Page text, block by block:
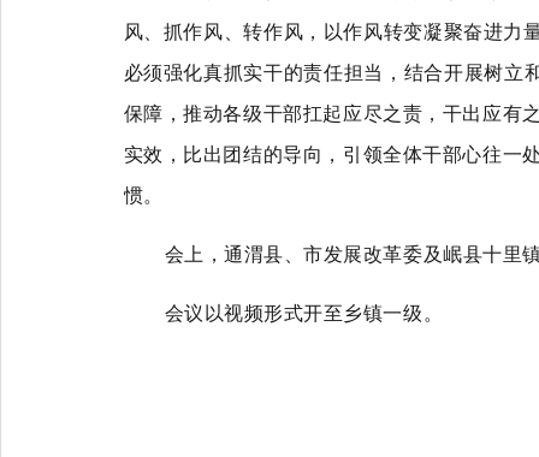
风、抓作风、转作风，以作风转变凝聚奋进力
必须强化真抓实干的责任担当，结合开展树立
保障，推动各级干部扛起应尽之责，干出应有
实效，比出团结的导向，引领全体干部心往一
惯。
会上，通渭县、市发展改革委及岷县十里
会议以视频形式开至乡镇一级。